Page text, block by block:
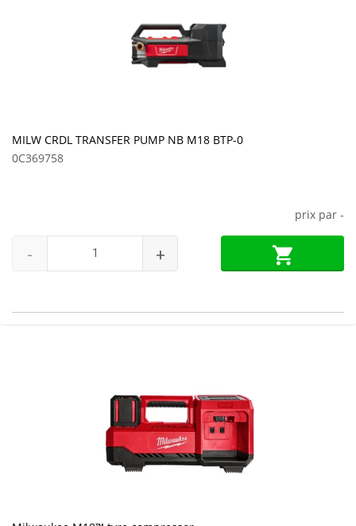
MILW CRDL TRANSFER PUMP NB M18 BTP-0
0C369758
prix par -
- +